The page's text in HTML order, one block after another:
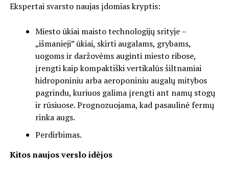
Ekspertai svarsto naujas įdomias kryptis:
Miesto ūkiai maisto technologijų srityje –
„išmanieji” ūkiai, skirti augalams, grybams,
uogoms ir daržovėms auginti miesto ribose,
įrengti kaip kompaktiški vertikalūs šiltnamiai
hidroponiniu arba aeroponiniu augalų mitybos
pagrindu, kuriuos galima įrengti ant namų stogų
ir rūsiuose. Prognozuojama, kad pasaulinė fermų
rinka augs.
Perdirbimas.
Kitos naujos verslo idėjos